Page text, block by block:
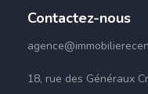
Contactez-nous
18, rue des Généraux